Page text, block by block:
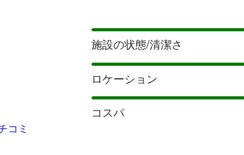
コミ
施設の状態/清潔さ
ロケーション
コスパ